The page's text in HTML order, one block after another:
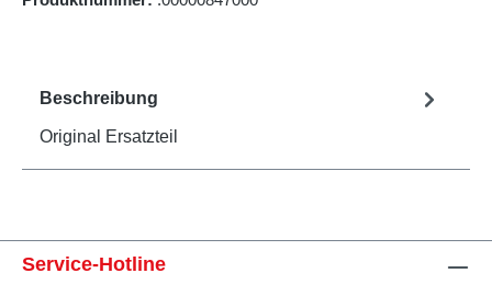
Beschreibung
Original Ersatzteil
Service-Hotline